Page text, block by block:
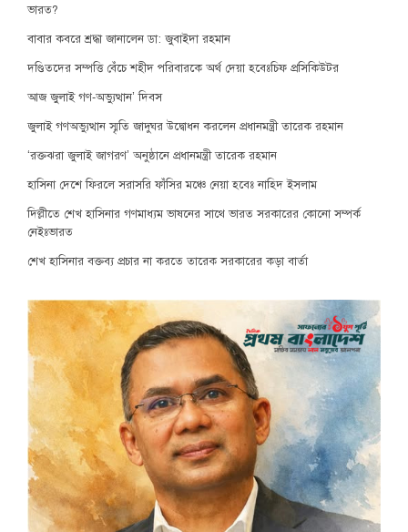
ভারত?
বাবার কবরে শ্রদ্ধা জানালেন ডা: জুবাইদা রহমান
দণ্ডিতদের সম্পত্তি বেঁচে শহীদ পরিবারকে অর্থ দেয়া হবেঃচিফ প্রসিকিউটর
আজ জুলাই গণ-অভ্যুত্থান’ দিবস
জুলাই গণঅভ্যুত্থান স্মৃতি জাদুঘর উদ্বোধন করলেন প্রধানমন্ত্রী তারেক রহমান
‘রক্তঝরা জুলাই জাগরণ’ অনুষ্ঠানে প্রধানমন্ত্রী তারেক রহমান
হাসিনা দেশে ফিরলে সরাসরি ফাঁসির মঞ্চে নেয়া হবেঃ নাহিদ ইসলাম
দিল্লীতে শেখ হাসিনার গণমাধ্যম ভাষনের সাথে ভারত সরকারের কোনো সম্পর্ক
নেইঃভারত
শেখ হাসিনার বক্তব্য প্রচার না করতে তারেক সরকারের কড়া বার্তা